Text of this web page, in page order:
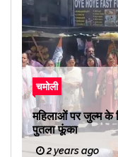
चमोली
महिलाओं पर जुल्म के
पुतला फूंका
2 years ago